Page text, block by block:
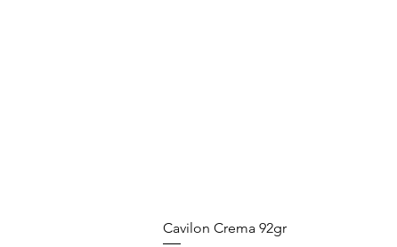
Cavilon Crema 92gr